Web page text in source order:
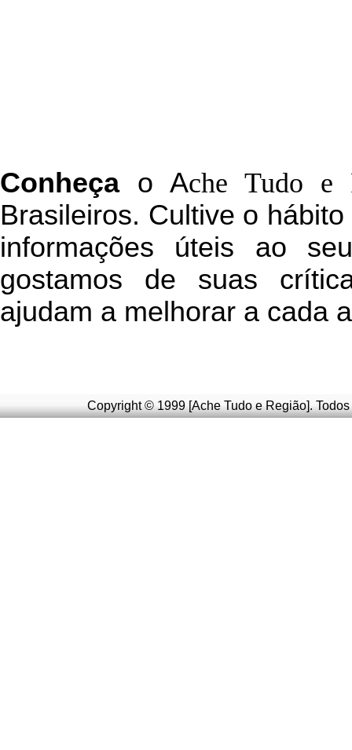
Conheçao Ache Tudo e
Brasileiros. Cultive o
informações úteis ao
gostamos de suas
ajudam a melhorar a cada
Copyright © 1999 [Ache Tudo e Região].